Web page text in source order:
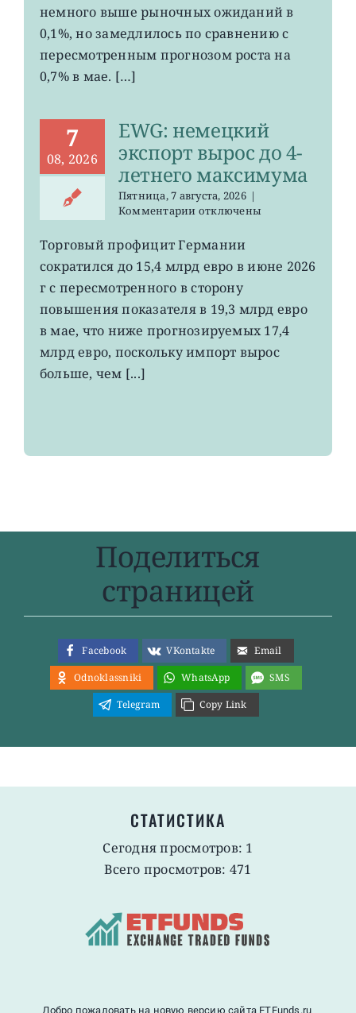
до
0,2%
немного выше рыночных ожиданий в
0,1%, но замедлилось по сравнению с
пересмотренным прогнозом роста на
0,7% в мае. […]
7
08, 2026
EWG: немецкий
экспорт вырос до 4-
летнего максимума
Пятница, 7 августа, 2026 |
Комментариик
EWG:
немецкий
экспорт
вырос
4-
летнего
отключены
Торговый профицит Германии
сократился до 15,4 млрд евро в июне 2026
г с пересмотренного в сторону
повышения показателя в 19,3 млрд евро
в мае, что ниже прогнозируемых 17,4
млрд евро, поскольку импорт вырос
больше, чем [...]
Поделиться
страницей
Facebook VKontakte
Email
Odnoklassniki
WhatsApp
SMS
Telegram
Copy Link
СТАТИСТИКА
Сегодня просмотров: 1
Всего просмотров: 471
Добро пожаловать на новую версию сайта ETFunds.ru,